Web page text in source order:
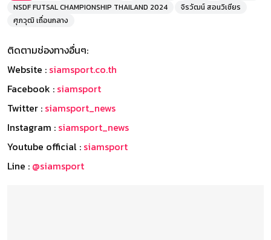
NSDF FUTSAL CHAMPIONSHIP THAILAND 2024
จิรวัฒน์ สอนวิเชียร
ศุภวุฒิ เถื่อนกลาง
ติดตามช่องทางอื่นๆ:
Website : siamsport.co.th
Facebook : siamsport
Twitter : siamsport_news
Instagram : siamsport_news
Youtube official : siamsport
Line : @siamsport